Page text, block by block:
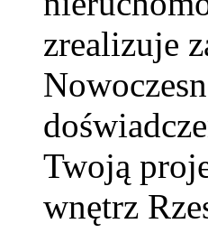
zrealizuje
Twoją
wnętrz